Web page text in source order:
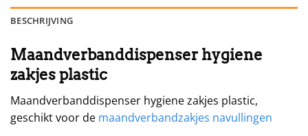
BESCHRIJVING
Maandverbanddispenser hygiene
zakjes plastic
Maandverbanddispenser hygiene zakjes plastic,
geschikt voor de maandverbandzakjes navullingen